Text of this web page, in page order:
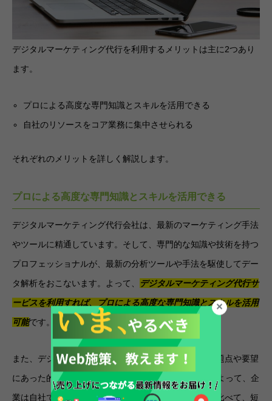
デジタルマーケティング代行を利用するメリットは主に2つあり
ます。
プロによる高度な専門知識とスキルを活用できる
自社のリソースをコア業務に集中させられる
それぞれのメリットを詳しく解説します。
プロによる高度な専門知識とスキルを活用できる
デジタルマーケティング代行会社は、最新のマーケティング手法
やツールに精通しています。そして、専門的な知識や技術を持つ
プロフェッショナルが、最新の分析ツールや手法を駆使してデー
タ解析をおこないます。よって、
デジタルマーケティング代行サ
ービスを利用すれば、プロによる高度な専門知識とスキルを活用
可能です。
また、デジタルマーケティング代行会社は、自社の問題点や要望
にあった的確なWebマーケティングを実施できます。よって、企
業は自社でデジタルマーケティングを実施する場合に比べて、短